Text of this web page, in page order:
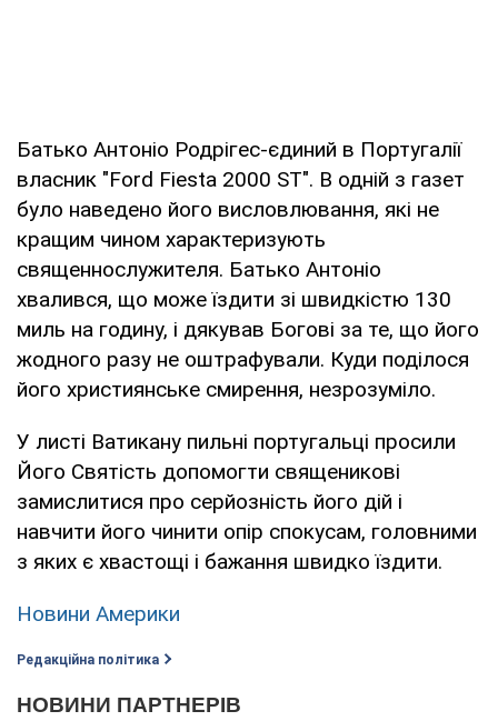
Батько Антоніо Родрігес-єдиний в Португалії
власник "Ford Fiesta 2000 ST". В одній з газет
було наведено його висловлювання, які не
кращим чином характеризують
священнослужителя. Батько Антоніо
хвалився, що може їздити зі швидкістю 130
миль на годину, і дякував Богові за те, що його
жодного разу не оштрафували. Куди поділося
його християнське смирення, незрозуміло.
У листі Ватикану пильні португальці просили
Його Святість допомогти священикові
замислитися про серйозність його дій і
навчити його чинити опір спокусам, головними
з яких є хвастощі і бажання швидко їздити.
Новини Америки
Редакційна політика